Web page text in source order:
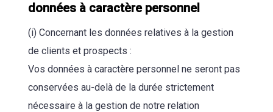
données à caractère personnel
(i) Concernant les données relatives à la gestion
de clients et prospects :
Vos données à caractère personnel ne seront pas
conservées au-delà de la durée strictement
nécessaire à la gestion de notre relation